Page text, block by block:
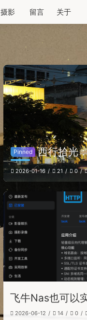
摄影 留言 关于
Pinned 西行拾光
2026-01-16 21 0
飞牛Nas也可以
2026-06-12 14 0